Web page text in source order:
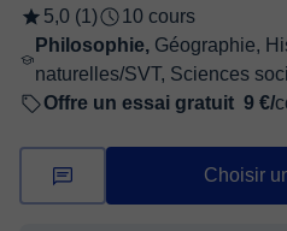
5,0 (1)
10 cours
Philosophie, Géographie,
naturelles/SVT, Sciences
Offre un essai gratuit 9 €/
Choisir